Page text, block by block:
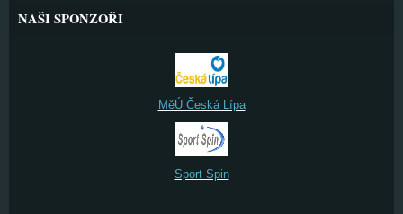
NAŠI SPONZOŘI
MěÚ Česká Lípa
Sport Spin